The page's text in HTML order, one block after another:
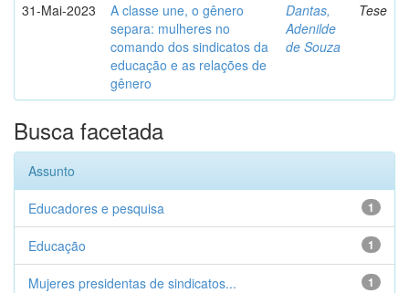
31-Mai-2023
A classe une, o gênero
separa: mulheres no
comando dos sindicatos da
educação e as relações de
gênero
Dantas,
Adenilde
de Souza
Tese
Busca facetada
Assunto
1
Educadores e pesquisa
1
Educação
1
Mujeres presidentas de sindicatos...